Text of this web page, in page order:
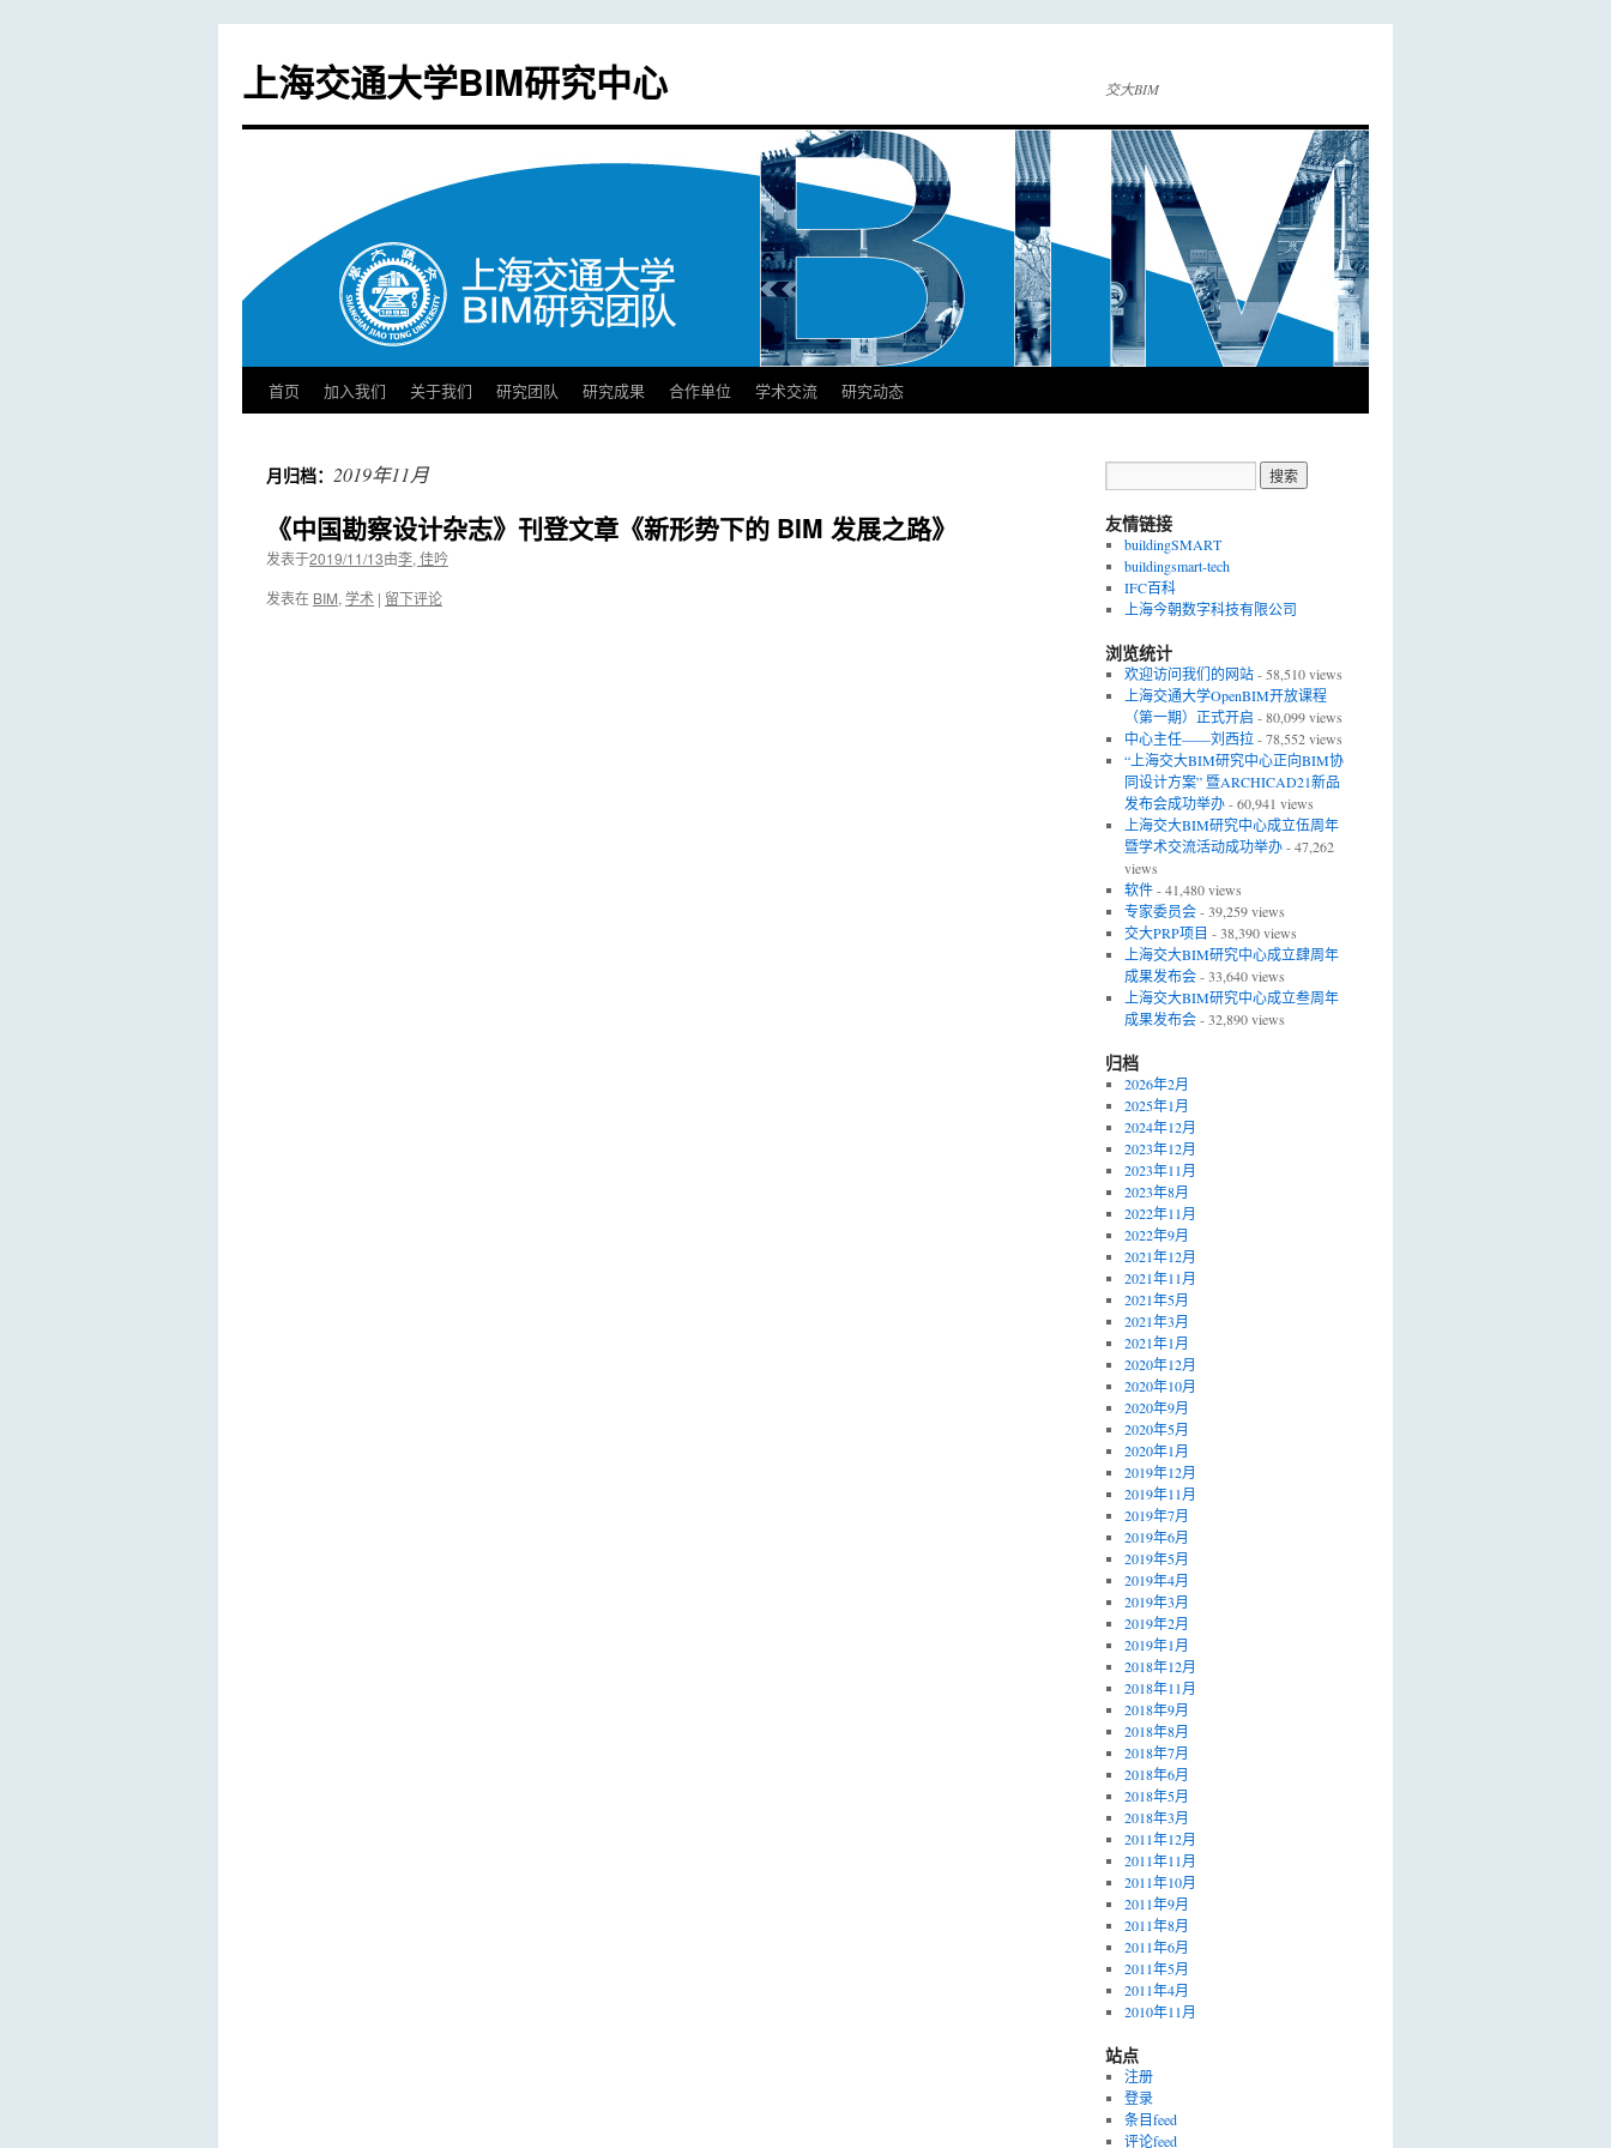
上海交通大学BIM研究中心 交大BIM
正
首页 加入我们 关于我们 研究团队 研究成果 合作单位 学术交流 研究动态
月归档： 2019年11月
《中国勘察设计杂志》刊登文章《新形势下的 BIM 发展之路》
发表于2019/11/13由李, 佳吟
发表在 BIM, 学术 | 留下评论
友情链接
buildingSMART
buildingsmart-tech
IFC百科
上海今朝数字科技有限公司
浏览统计
欢迎访问我们的网站- 58,510 views
上海交通大学OpenBIM开放课程
（第一期）正式开启 - 80,099 views
中心主任——刘西拉- 78,552 views
“上海交大BIM研究中心正向BIM协
同设计方案” 暨ARCHICAD21新品
发布会成功举办- 60,941 views
上海交大BIM研究中心成立伍周年
暨学术交流活动成功举办- 47,262
views
软件- 41,480 views
专家委员会- 39,259 views
交大PRP项目 - 38,390 views
上海交大BIM研究中心成立肆周年
成果发布会- 33,640 views
上海交大BIM研究中心成立叁周年
成果发布会- 32,890 views
归档
2026年2月
2025年1月
2024年12月
2023年12月
2023年11月
2023年8月
2022年11月
2022年9月
2021年12月
2021年11月
2021年5月
2021年3月
2021年1月
2020年12月
2020年10月
2020年9月
2020年5月
2020年1月
2019年12月
2019年11月
2019年7月
2019年6月
2019年5月
2019年4月
2019年3月
2019年2月
2019年1月
2018年12月
2018年11月
2018年9月
2018年8月
2018年7月
2018年6月
2018年5月
2018年3月
2011年12月
2011年11月
2011年10月
2011年9月
2011年8月
2011年6月
2011年5月
2011年4月
2010年11月
站点
注册
登录
条目feed
评论feed